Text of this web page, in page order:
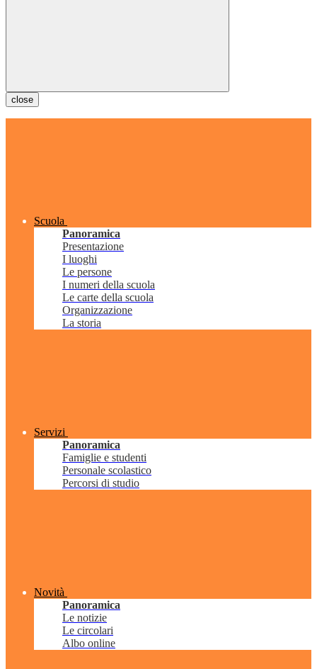
close
Scuola
Panoramica
Presentazione
I luoghi
Le persone
I numeri della scuola
Le carte della scuola
Organizzazione
La storia
Servizi
Panoramica
Famiglie e studenti
Personale scolastico
Percorsi di studio
Novità
Panoramica
Le notizie
Le circolari
Albo online